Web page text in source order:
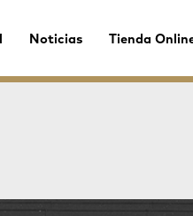
Noticias Tienda